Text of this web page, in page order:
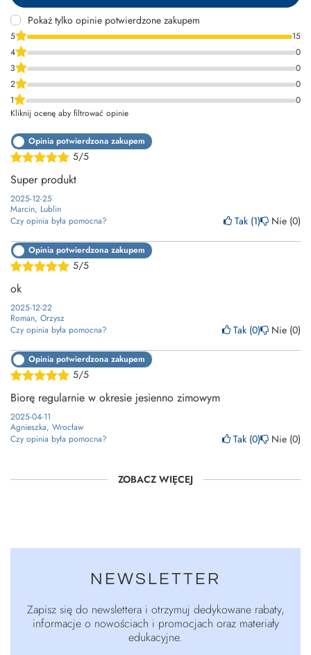
Pokaż tylko opinie potwierdzone zakupem
5
15
4
0
3
0
2
0
1
0
Kliknij ocenę aby filtrować opinie
5/5
Opinia potwierdzona zakupem
Super produkt
2025-12-25
Marcin, Lublin
Czy opinia była pomocna?
Tak 1 Nie 0
5/5
Opinia potwierdzona zakupem
ok
2025-12-22
Roman, Orzysz
Czy opinia była pomocna?
Tak 0 Nie 0
5/5
Opinia potwierdzona zakupem
Biorę regularnie w okresie jesienno zimowym
2025-04-11
Agnieszka, Wrocław
Czy opinia była pomocna?
Tak 0 Nie 0
ZOBACZ WIĘCEJ
NEWSLETTER
Zapisz się do newslettera i otrzymuj dedykowane rabaty,
informacje o nowościach i promocjach oraz materiały
edukacyjne.